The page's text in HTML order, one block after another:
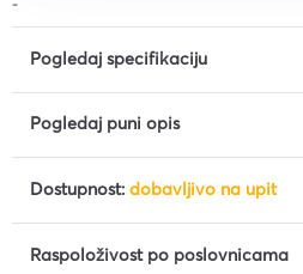
-
Pogledaj specifikaciju
Pogledaj puni opis
Dostupnost: dobavljivo na upit
Raspoloživost po poslovnicama